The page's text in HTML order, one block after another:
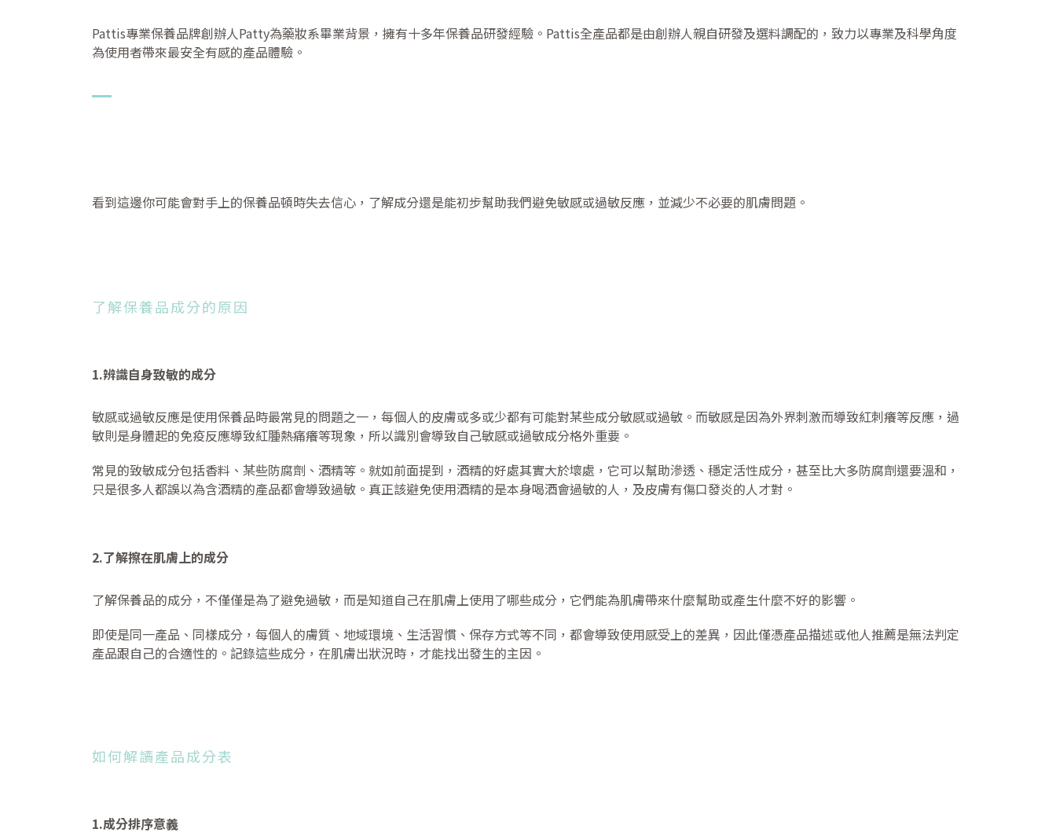
Pattis專業保養品牌創辦人Patty為藥妝系畢業背景，擁有十多年保養品研發經驗。Pattis全產品都是由創辦人親自研發及選料調配的，致力以專業及科學角度
為使用者帶來最安全有感的產品體驗。
看到這邊你可能會對手上的保養品頓時失去信心，了解成分還是能初步幫助我們避免敏感或過敏反應，並減少不必要的肌膚問題。
了解保養品成分的原因
1.辨識自身致敏的成分
敏感或過敏反應是使用保養品時最常見的問題之一，每個人的皮膚或多或少都有可能對某些成分敏感或過敏。而敏感是因為外界刺激而導致紅刺癢等反應，過
敏則是身體起的免疫反應導致紅腫熱痛癢等現象，所以識別會導致自己敏感或過敏成分格外重要。
常見的致敏成分包括香料、某些防腐劑、酒精等。就如前面提到，酒精的好處其實大於壞處，它可以幫助滲透、穩定活性成分，甚至比大多防腐劑還要溫和，
只是很多人都誤以為含酒精的產品都會導致過敏。真正該避免使用酒精的是本身喝酒會過敏的人，及皮膚有傷口發炎的人才對。
2.了解擦在肌膚上的成分
了解保養品的成分，不僅僅是為了避免過敏，而是知道自己在肌膚上使用了哪些成分，它們能為肌膚帶來什麼幫助或產生什麼不好的影響。
即使是同一產品、同樣成分，每個人的膚質、地域環境、生活習慣、保存方式等不同，都會導致使用感受上的差異，因此僅憑產品描述或他人推薦是無法判定
產品跟自己的合適性的。記錄這些成分，在肌膚出狀況時，才能找出發生的主因。
如何解讀產品成分表
1.成分排序意義